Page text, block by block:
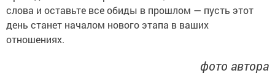
слова и оставьте все обиды в прошлом — пусть этот
день станет началом нового этапа в ваших
отношениях.
фото автора